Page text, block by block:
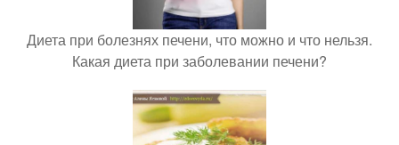
Диета при болезнях печени, что можно и что нельзя.
Какая диета при заболевании печени?